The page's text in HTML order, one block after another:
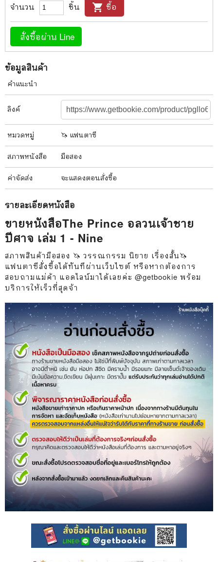
จำนวน ชิ้น shopping_cart ซื้อ
สั่งซื้อผ่าน Line
ข้อมูลสินค้า
คำแนะนำ
ลิงค์
หมวดหมู่ 🦄 แฟนตาซี
สภาพหนังสือ มือสอง
ค่าจัดส่ง จะแสดงตอนสั่งซื้อ
รายละเอียดหนังสือ
ขายหนังสือThe Prince อลวนเจ้าชาย
ปีศาจ เล่ม 1 - Nine
สภาพสินค้ามือสอง 🦄 วรรณกรรม นิยาย เรื่องสั้น🦄
แฟนตาซีสั่งซื้อได้ทันทีผ่านเว็บไซต์ หรือหากต้องการ
สอบถามแม่ค้า แอดไลน์มาได้เลยค่ะ @getbookie พร้อม
บริการให้เร็วที่สุดจ้า